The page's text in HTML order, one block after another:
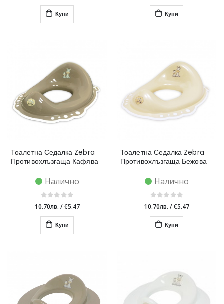
Купи Купи
Тоалетна Седалка Zebra
Противохлъзгаща Кафява
Налично
10.70лв. /€5.47
Купи
Тоалетна Седалка Zebra
Противохлъзгаща Бежова
Налично
10.70лв. /€5.47
Купи